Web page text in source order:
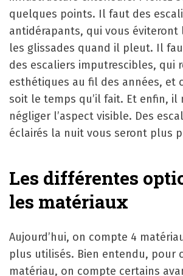
quelques points. Il faut des
antidérapants, qui vous éviteront
les glissades quand il pleut. Il
des escaliers imputrescibles, qui
esthétiques au fil des années, et
soit le temps qu’il fait. Et enfin, il
négliger l’aspect visible. Des
éclairés la nuit vous seront plus
Les différentes
les matériaux
Aujourd’hui, on compte 4
plus utilisés. Bien entendu, pour
matériau, on compte certains